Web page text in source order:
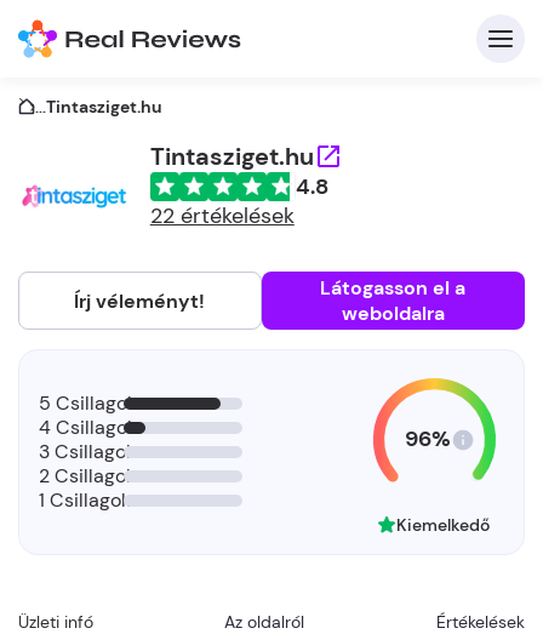
...Tintasziget.hu
Tintasziget.hu
4.8
22 értékelések
Írj véleményt!
Látogasson el a
weboldalra
Üzleti infó Az oldalról Értékelések
5 Csillagok
4 Csillagok
3 Csillagok
2 Csillagok
1 Csillagok
96%
Kiemelkedő